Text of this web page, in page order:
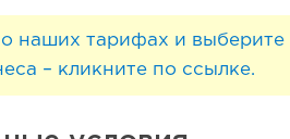
наших тарифах и выберите
– кликните по ссылке.